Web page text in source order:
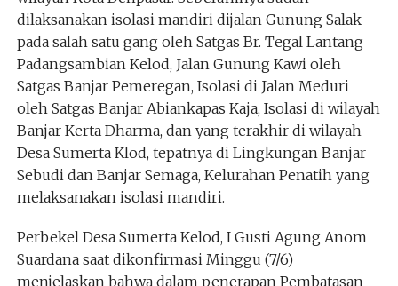
dilaksanakan isolasi mandiri dijalan Gunung Salak
pada salah satu gang oleh Satgas Br. Tegal Lantang
Padangsambian Kelod, Jalan Gunung Kawi oleh
Satgas Banjar Pemeregan, Isolasi di Jalan Meduri
oleh Satgas Banjar Abiankapas Kaja, Isolasi di wilayah
Banjar Kerta Dharma, dan yang terakhir di wilayah
Desa Sumerta Klod, tepatnya di Lingkungan Banjar
Sebudi dan Banjar Semaga, Kelurahan Penatih yang
melaksanakan isolasi mandiri.
Perbekel Desa Sumerta Kelod, I Gusti Agung Anom
Suardana saat dikonfirmasi Minggu (7/6)
menjelaskan bahwa dalam penerapan Pembatasan